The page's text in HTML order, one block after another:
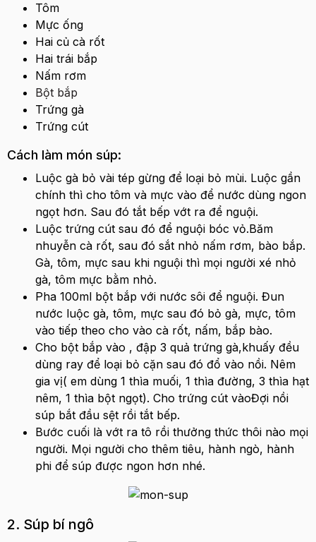
Tôm
Mực ống
Hai củ cà rốt
Hai trái bắp
Nấm rơm
Bột bắp
Trứng gà
Trứng cút
Cách làm món súp:
Luộc gà bỏ vài tép gừng để loại bỏ mùi. Luộc gần
chính thì cho tôm và mực vào để nước dùng ngon
ngọt hơn. Sau đó tắt bếp vớt ra để nguội.
Luộc trứng cút sau đó để nguội bóc vỏ.Băm
nhuyễn cà rốt, sau đó sắt nhỏ nấm rơm, bào bắp.
Gà, tôm, mực sau khi nguội thì mọi người xé nhỏ
gà, tôm mực bằm nhỏ.
Pha 100ml bột bắp với nước sôi để nguội. Đun
nước luộc gà, tôm, mực sau đó bỏ gà, mực, tôm
vào tiếp theo cho vào cà rốt, nấm, bắp bào.
Cho bột bắp vào , đập 3 quả trứng gà,khuấy đều
dùng ray để loại bỏ cặn sau đó đổ vào nồi. Nêm
gia vị( em dùng 1 thìa muối, 1 thìa đường, 3 thìa hạt
nêm, 1 thìa bột ngọt). Cho trứng cút vàoĐợi nồi
súp bắt đầu sệt rồi tắt bếp.
Bước cuối là vớt ra tô rồi thưởng thức thôi nào mọi
người. Mọi người cho thêm tiêu, hành ngò, hành
phi để súp được ngon hơn nhé.
2. Súp bí ngô